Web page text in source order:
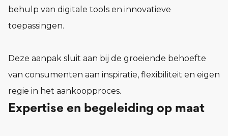
behulp van digitale tools en innovatieve
toepassingen.
Deze aanpak sluit aan bij de groeiende behoefte
van consumenten aan inspiratie, flexibiliteit en eigen
regie in het aankoopproces.
Expertise en begeleiding op maat